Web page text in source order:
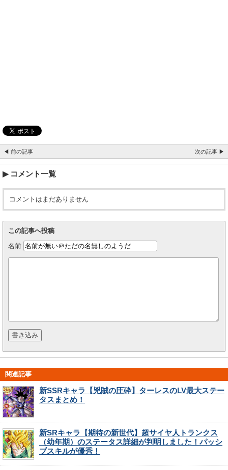
◀ 前の記事 次の記事 ▶
コメント一覧
コメントはまだありません
この記事へ投稿
名前
関連記事
新SSRキャラ【兇賊の圧砕】ターレスのLV最大ステー
タスまとめ！
新SRキャラ【期待の新世代】超サイヤ人トランクス
（幼年期）のステータス詳細が判明しました！パッシ
ブスキルが優秀！